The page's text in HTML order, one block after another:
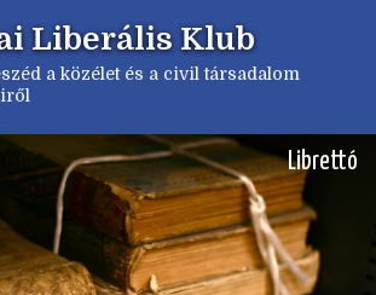
Liberális Klub
a közélet és a civil társadalom
Librettó